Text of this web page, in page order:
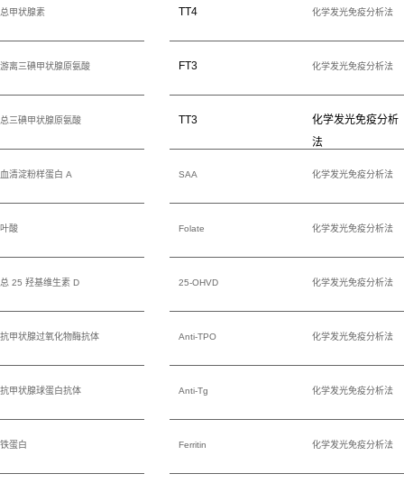
总甲状腺素 TT4 化学发光免疫分析法
游离三碘甲状腺原氨酸 FT3 化学发光免疫分析法
总三碘甲状腺原氨酸 TT3
化学发光免疫分析
法
血清淀粉样蛋白 A SAA 化学发光免疫分析法
叶酸 Folate 化学发光免疫分析法
总 25 羟基维生素 D 25-OHVD 化学发光免疫分析法
抗甲状腺过氧化物酶抗体 Anti-TPO 化学发光免疫分析法
抗甲状腺球蛋白抗体 Anti-Tg 化学发光免疫分析法
铁蛋白 Ferritin 化学发光免疫分析法